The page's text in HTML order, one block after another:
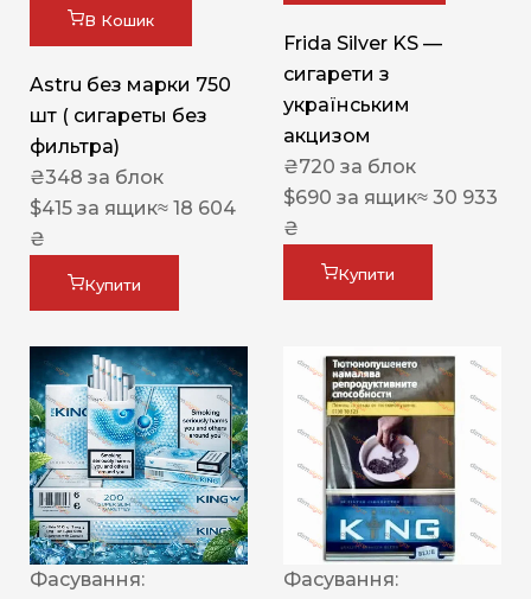
В Кошик
Astru без марки 750
шт ( сигареты без
фильтра)
₴348 за блок
$415 за ящик≈ 18 604
₴
Купити
Frida Silver KS —
сигарети з
українським
акцизом
₴720 за блок
$690 за ящик≈ 30 933
₴
Купити
Фасування:
Фасування: